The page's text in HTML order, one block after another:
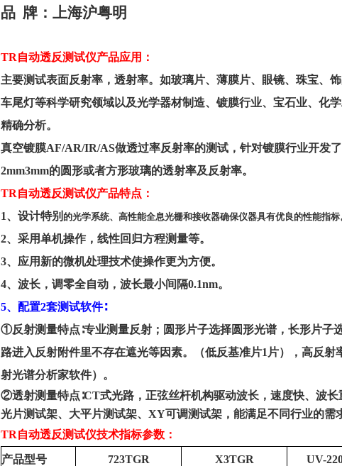
品 牌 ：上海沪粤明
TR自动透反测试仪产品应用：
主要测试表面反射率，透射率。 如玻璃片、薄膜片、眼镜、珠宝、
车尾灯等科学研究领域以及光学器材制造、镀膜行业、宝石业、化
精确分析。
真空镀膜AF/AR/IR/AS做透过率反射率的测试 ， 针对镀膜行业开发
2mm3mm的圆形或者方形玻璃的透射率及反射率。
TR自动透反测试仪产品特点：
1、 设计特别 的光学系统、高性能全息光栅和接收器确保仪器具有优良的性能指标
2、 采用单机操作，线性回归方程测量等。
3、 应用新的微机处理技术使操作更为方便。
4、 波长，调零全自动，波长最小间隔0.1nm。
5、配置2套测试软件∶
①反射测量特点∶专业测量反射；圆形片子选择圆形光谱，长形片子
路进入反射附件里不存在遮光等因素。（低反基准片1片），高反
射光谱分析家软件）。
②透射测量特点∶CT式光路，正弦丝杆机构驱动波长，速度快、波
光片测试架、大平片测试架、XY可调测试架，能满足不同行业的需
TR自动透反测试仪技术指标参数：
产品型号 723TGR X3TGR UV-